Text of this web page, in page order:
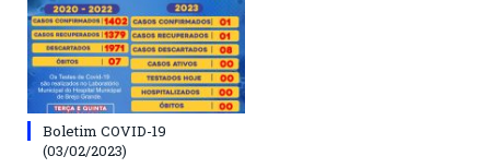
Boletim COVID-19
(03/02/2023)